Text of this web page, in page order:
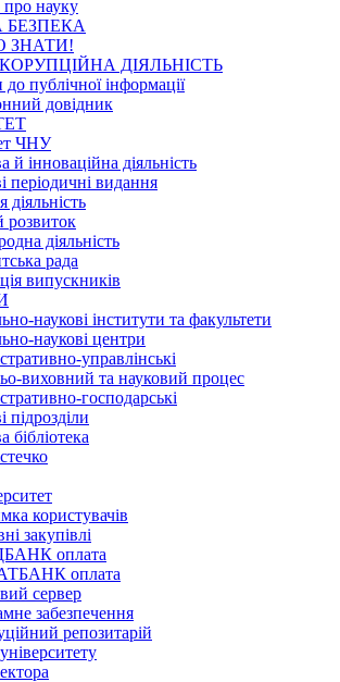
про науку
ЗНАТИ!
ДІЯЛЬНІСТЬ
публічної інформації
довідник
ЧНУ
й інноваційна діяльність
періодичні видання
діяльність
розвиток
діяльність
рада
випускників
наукові інститути та факультети
наукові центри
управлінські
виховний та науковий процес
господарські
підрозділи
бібліотека
користувачів
закупівлі
оплата
оплата
сервер
забезпечення
репозитарій